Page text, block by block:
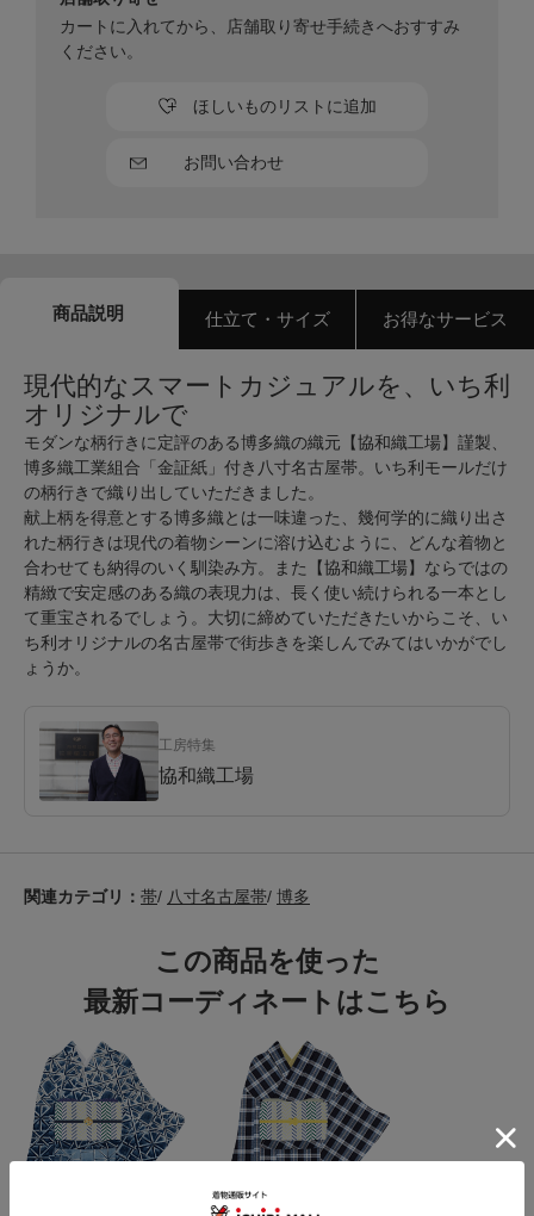
お問い合わせ
ほしいものリストに追加
カートに入れてから、店舗取り寄せ手続きへおすすみ
ください。
商品説明 仕立て・サイズ お得なサービス
現代的なスマートカジュアルを、いち利
オリジナルで
モダンな柄行きに定評のある博多織の織元【協和織工場】謹製、
博多織工業組合「金証紙」付き八寸名古屋帯。いち利モールだけ
の柄行きで織り出していただきました。
献上柄を得意とする博多織とは一味違った、幾何学的に織り出さ
れた柄行きは現代の着物シーンに溶け込むように、どんな着物と
合わせても納得のいく馴染み方。また【協和織工場】ならではの
精緻で安定感のある織の表現力は、長く使い続けられる一本とし
て重宝されるでしょう。大切に締めていただきたいからこそ、い
ち利オリジナルの名古屋帯で街歩きを楽しんでみてはいかがでし
ょうか。
工房特集
協和織工場
関連カテゴリ： 帯/ 八寸名古屋帯/ 博多
この商品を使った
最新コーディネートはこちら